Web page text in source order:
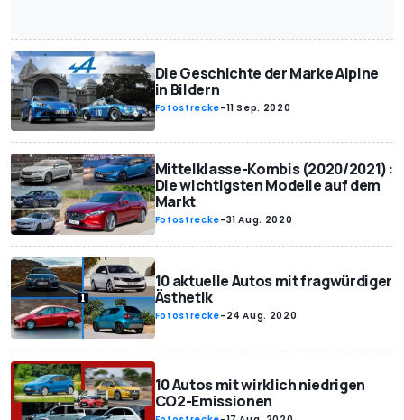
Die Geschichte der Marke Alpine
in Bildern
Fotostrecke-11 Sep. 2020
Mittelklasse-Kombis (2020/2021):
Die wichtigsten Modelle auf dem
Markt
Fotostrecke-31 Aug. 2020
10 aktuelle Autos mit fragwürdiger
Ästhetik
Fotostrecke- 24 Aug. 2020
10 Autos mit wirklich niedrigen
CO2-Emissionen